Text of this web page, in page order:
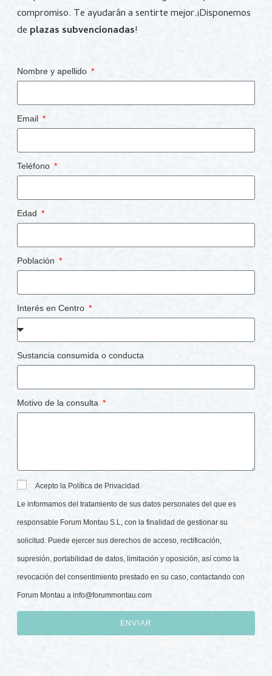
compromiso. Te ayudarán a sentirte mejor.¡Disponemos
de plazas subvencionadas!
Nombre y apellido
Email
Teléfono
Edad
Población
Interés en Centro
Sustancia consumida o conducta
Motivo de la consulta
Acepto la Política de Privacidad
Le informamos del tratamiento de sus datos personales del que es
responsable Forum Montau S.L, con la finalidad de gestionar su
solicitud. Puede ejercer sus derechos de acceso, rectificación,
supresión, portabilidad de datos, limitación y oposición, así como la
revocación del consentimiento prestado en su caso, contactando con
Forum Montau ainfo@forummontau.com
ENVIAR